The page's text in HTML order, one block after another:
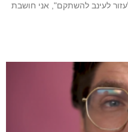
לעינב להשתקם", אני חושבת